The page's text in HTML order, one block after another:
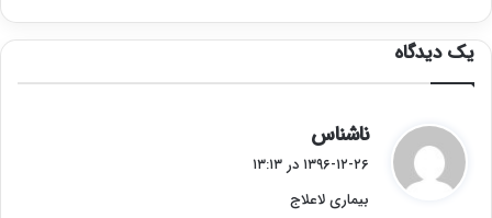
یک دیدگاه
ناشناس
ف
:
۱۳۹۶-۱۲-۲۶ در ۱۳:۱۳
بیماری لاعلاج